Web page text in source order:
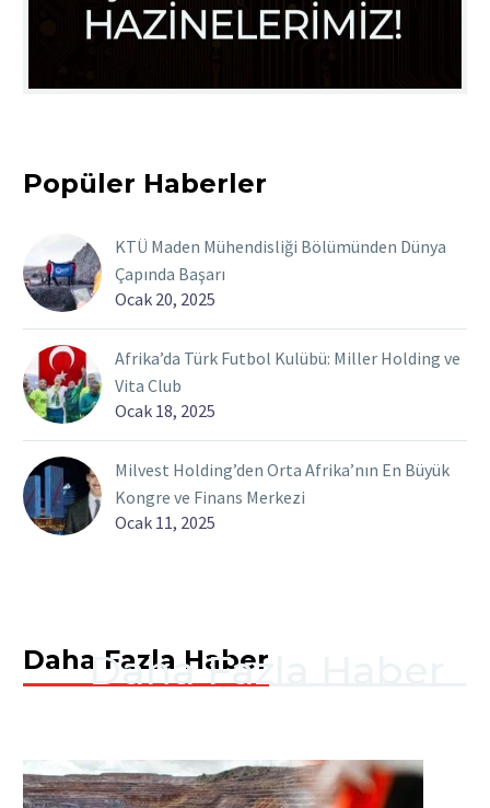
Popüler Haberler
KTÜ Maden Mühendisliği Bölümünden Dünya
Çapında Başarı
Ocak 20, 2025
Afrika’da Türk Futbol Kulübü: Miller Holding ve
Vita Club
Ocak 18, 2025
Milvest Holding’den Orta Afrika’nın En Büyük
Kongre ve Finans Merkezi
Ocak 11, 2025
Daha Fazla Haber
Daha Fazla Haber